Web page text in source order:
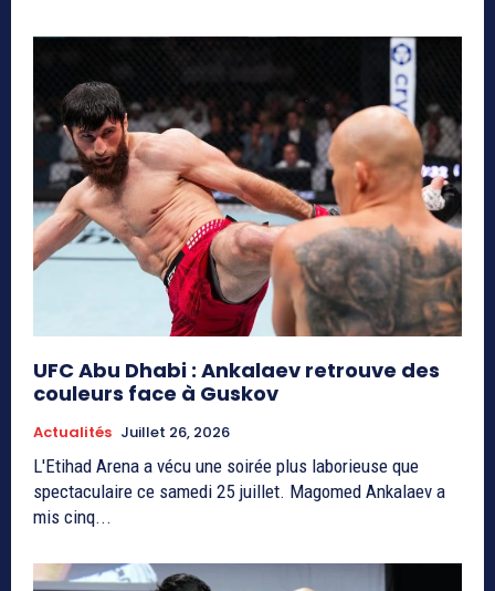
UFC Abu Dhabi : Ankalaev retrouve des
couleurs face à Guskov
Actualités Juillet 26, 2026
L'Etihad Arena a vécu une soirée plus laborieuse que
spectaculaire ce samedi 25 juillet. Magomed Ankalaev a
mis cinq...